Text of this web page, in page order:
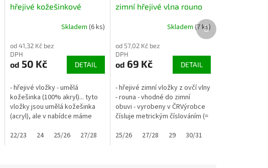
44/45 46/47 48
hřejivé kožešinkové
Skladem(6 ks)
od 41,32 Kč bez
DPH
od 50 Kč DETAIL
- hřejivé vložky - umělá
kožešinka (100% akryl)... tyto
vložky jsou umělá kožešinka
(acryl), ale v nabídce máme
zimní obuvi nebo třeba do
22/23 24 25/26 27/28 30/31 32 33/34 35/36
zimní hřejivé vlna rouno
Skladem (7 ks)
od 57,02 Kč bez
DPH
od 69 Kč DETAIL
- hřejivé zimní vložky z ovčí vlny
- rouna - vhodné do zimní
obuvi - vyrobeny v ČRVýrobce
čísluje metrickým číslováním (=
tabulce uvádíme...
25/26 27/28 29 30/31
Další
produkt